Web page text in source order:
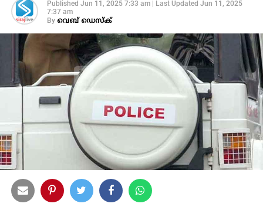
Published Jun 11, 2025 7:33 am| Last Updated Jun 11, 2025
7:37 am
By വെബ് ഡെസ്‌ക്